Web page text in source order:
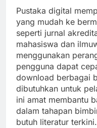
Pustaka digital
yang mudah ke
seperti jurnal
mahasiswa dan
menggunakan
pengguna dapat
download berbagai
dibutuhkan untuk
ini amat membantu
dalam tahapan
butuh literatur terkini.